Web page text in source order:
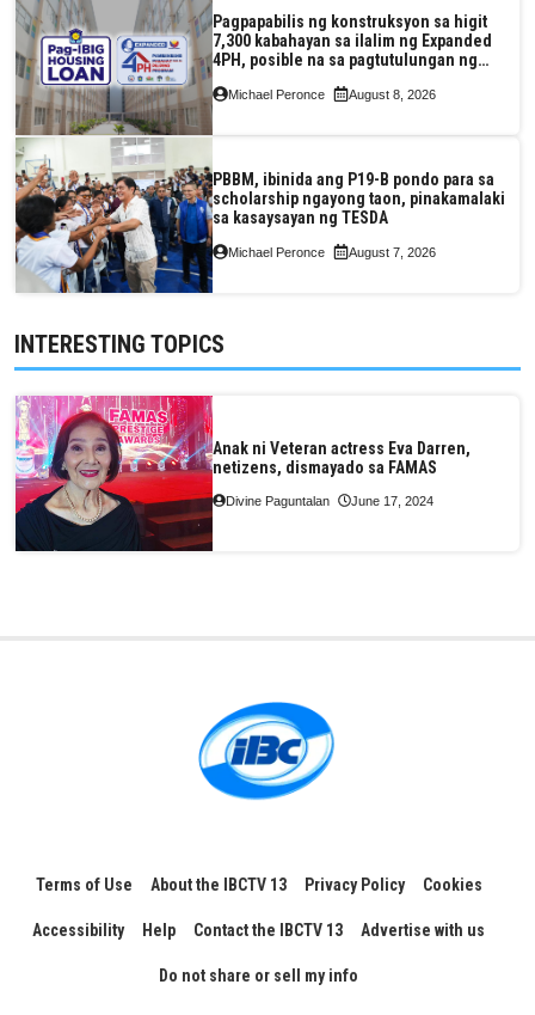
Pagpapabilis ng konstruksyon sa higit
7,300 kabahayan sa ilalim ng Expanded
4PH, posible na sa pagtutulungan ng
Pag-IBIG at P.A. Alvarez
Michael Peronce August 8, 2026
PBBM, ibinida ang P19-B pondo para sa
scholarship ngayong taon, pinakamalaki
sa kasaysayan ng TESDA
Michael Peronce August 7, 2026
INTERESTING TOPICS
Anak ni Veteran actress Eva Darren,
netizens, dismayado sa FAMAS
Divine Paguntalan June 17, 2024
Terms of Use About the IBCTV 13 Privacy Policy Cookies
Accessibility Help Contact the IBCTV 13 Advertise with us
Do not share or sell my info